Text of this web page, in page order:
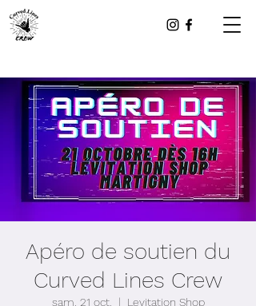
Apéro de soutien du
Curved Lines Crew
sam. 21 oct.
  |
Levitation Shop